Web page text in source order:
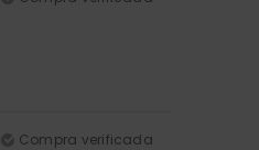
Compra verificada